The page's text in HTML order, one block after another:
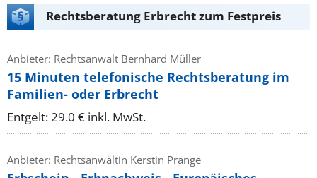
Rechtsberatung Erbrecht zum Festpreis
Anbieter: Rechtsanwalt Bernhard Müller
15 Minuten telefonische Rechtsberatung im
Familien- oder Erbrecht
Entgelt: 29.0 € inkl. MwSt.
Anbieter: Rechtsanwältin Kerstin Prange